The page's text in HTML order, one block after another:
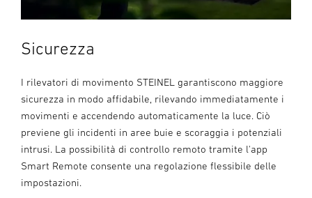
Sicurezza
I rilevatori di movimento STEINEL garantiscono maggiore
sicurezza in modo affidabile, rilevando immediatamente i
movimenti e accendendo automaticamente la luce. Ciò
previene gli incidenti in aree buie e scoraggia i potenziali
intrusi. La possibilità di controllo remoto tramite l'app
Smart Remote consente una regolazione flessibile delle
impostazioni.